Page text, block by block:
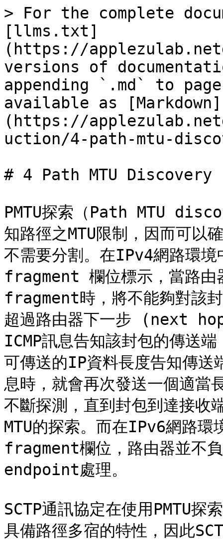
> For the complete
[llms.txt]
(https://
versions of
appending `.md` to
available as [Markdown]
(https://
uction/4-path-mtu-
# 4 Path MTU Discovery
PMTU探索（Path MTU
知路徑之MTU限制，因而可
不需要分割。在IPv4網路環
fragment 欄位標示，當路
fragment時，將不能夠對該
超過路由器下一步 (next
ICMP訊息告知該封包的傳送
可傳送的IP資料長度告知傳送
息時，就會再次發送一個適
不斷探測，直到封包到達接收
MTU的探索。而在IPv6網路
fragment欄位，路由器並不
endpoint處理。
SCTP通訊協定在使用PMTU探
具備路徑多宿的特性，因此